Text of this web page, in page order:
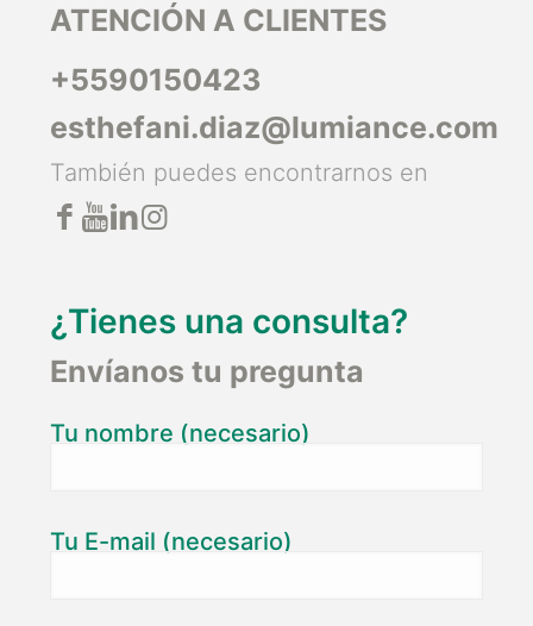
ATENCIÓN A CLIENTES
+5590150423
esthefani.diaz@lumiance.com
También puedes encontrarnos en
¿Tienes una consulta?
Envíanos tu pregunta
Tu nombre (necesario)
Tu E-mail (necesario)